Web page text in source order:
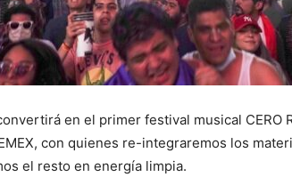
en el primer festival musical CERO
con quienes re-integraremos los
el resto en energía limpia.